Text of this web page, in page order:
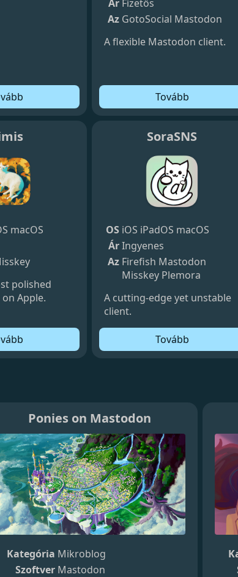
Ár Fizetős
Az GotoSocial Mastodon
A flexible Mastodon client.
Tovább
macOS
polished
Apple.
SoraSNS
OS iOS iPadOS macOS
ÁrIngyenes
Az Firefish Mastodon
Misskey Plemora
A cutting-edge yet unstable
client.
Tovább
Ponies on Mastodon
Kategória Mikroblog
Szoftver Mastodon